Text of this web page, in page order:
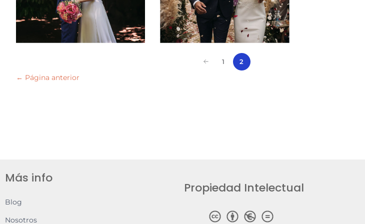
1 2
← Página anterior
Más info
Blog
Nosotros
Propiedad Intelectual